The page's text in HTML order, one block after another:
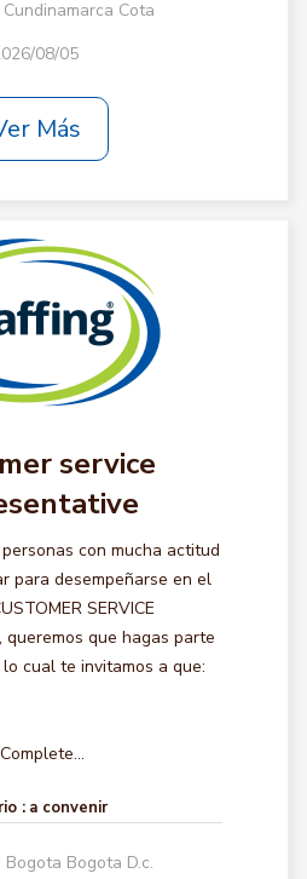
Cota
08/05
Más
service
con mucha actitud
para desempeñarse en el
SERVICE
queremos que hagas parte
cual te invitamos a que:
: a convenir
Bogota Bogota D.c.